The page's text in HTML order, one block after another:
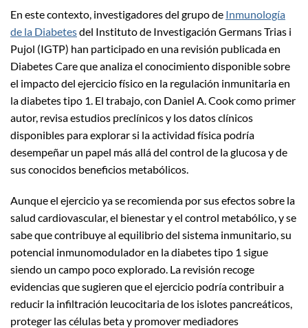
En este contexto, investigadores del grupo de Inmunología
de la Diabetesdel Instituto de Investigación Germans Trias i
Pujol (IGTP) han participado en una revisión publicada en
Diabetes Care que analiza el conocimiento disponible sobre
el impacto del ejercicio físico en la regulación inmunitaria en
la diabetes tipo 1. El trabajo, con Daniel A. Cook como primer
autor, revisa estudios preclínicos y los datos clínicos
disponibles para explorar si la actividad física podría
desempeñar un papel más allá del control de la glucosa y de
sus conocidos beneficios metabólicos.
Aunque el ejercicio ya se recomienda por sus efectos sobre la
salud cardiovascular, el bienestar y el control metabólico, y se
sabe que contribuye al equilibrio del sistema inmunitario, su
potencial inmunomodulador en la diabetes tipo 1 sigue
siendo un campo poco explorado. La revisión recoge
evidencias que sugieren que el ejercicio podría contribuir a
reducir la infiltración leucocitaria de los islotes pancreáticos,
proteger las células beta y promover mediadores